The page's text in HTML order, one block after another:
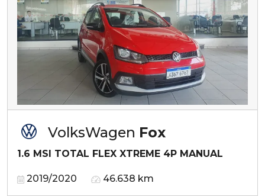
VolksWagen Fox
1.6 MSI TOTAL FLEX XTREME 4P MANUAL
2019/2020 46.638 km